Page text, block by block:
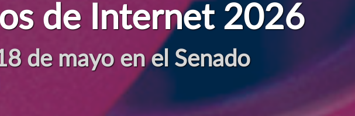
de Internet 2026
plazo para presentar